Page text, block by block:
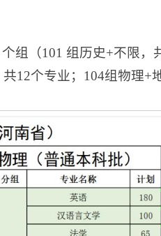
组（101 组历史+不限，
1 2个专业；104组物理+